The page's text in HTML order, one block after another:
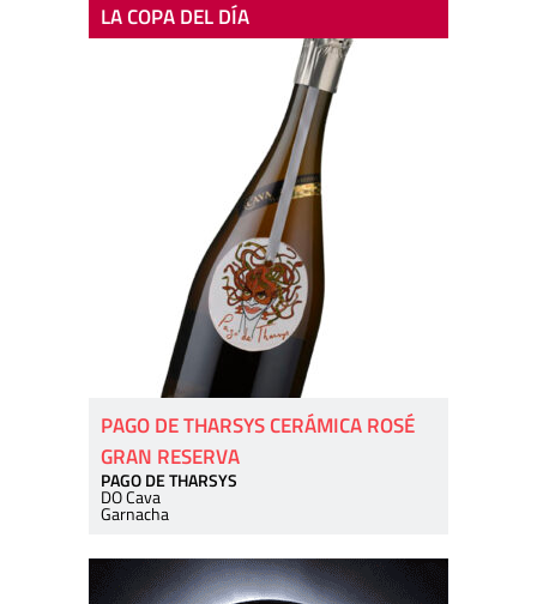
LA COPA DEL DÍA
PAGO DE THARSYS CERÁMICA ROSÉ
GRAN RESERVA
PAGO DE THARSYS
DO Cava
Garnacha